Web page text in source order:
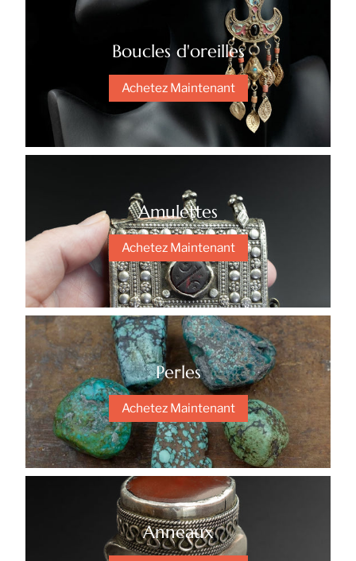
Boucles d'oreilles
Achetez Maintenant
Amulettes
Achetez Maintenant
Perles
Achetez Maintenant
Anneaux